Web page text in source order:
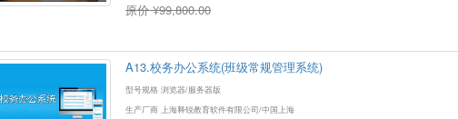
原价 ¥99,800.00
A13.校务办公系统(班级常规管理系统)
型号规格 浏览器/服务器版
生产厂商 上海释锐教育软件有限公司/中国上海